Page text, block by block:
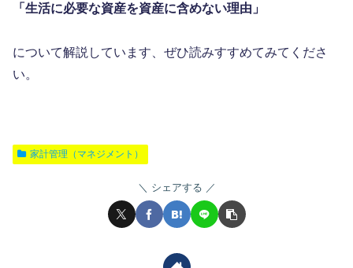
「生活に必要な資産を資産に含めない理由」
について解説しています、ぜひ読みすすめてみてくださ
い。
家計管理（マネジメント）
シェアする